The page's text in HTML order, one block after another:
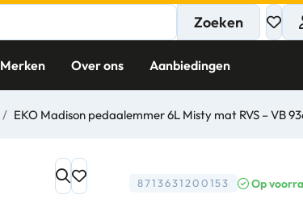
Zoeken
Merken Over ons Aanbiedingen
/ EKO Madison pedaalemmer 6L Misty mat RVS – VB
8713631200153 Op